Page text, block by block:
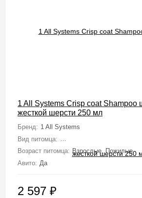
1 All Systems Crisp coat Shampoo
жесткой шерсти 250 мл
Бренд: 1 All Systems
Вид питомца: Собаки (Мелкие,
Возраст питомца: Взрослые, Пожилые
Авито: Да
2 597 ₽